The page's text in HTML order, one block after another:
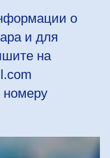
о
и для
на
номеру